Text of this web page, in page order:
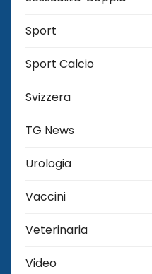
Sport
Sport Calcio
Svizzera
TG News
Urologia
Vaccini
Veterinaria
Video